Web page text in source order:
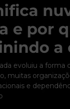
e por
a
evoluiu a forma
muitas
e